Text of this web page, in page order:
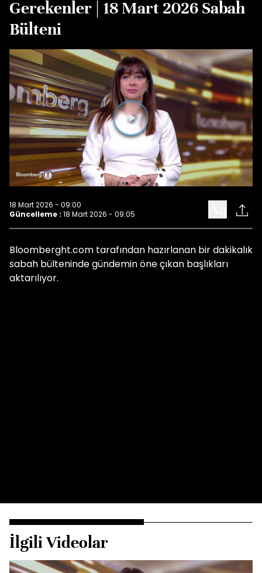
Gerekenler | 18 Mart 2026 Sabah
Bülteni
Videoyu
Oynat
18 Mart 2026 - 09:00
Güncelleme : 18 Mart 2026 - 09:05
Bloomberght.com tarafından hazırlanan bir dakikalık
sabah bülteninde gündemin öne çıkan başlıkları
aktarılıyor.
İlgili Videolar